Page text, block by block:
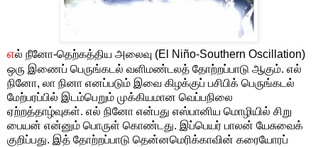
எல் நீனோ-தெற்கத்திய அலைவு (El Niño-Southern Oscillation)
ஒரு இணைப் பெருங்கடல் வளிமண்டலத் தோற்றப்பாடு ஆகும். எல்
நினோ, லா நினா எனப்படும் இவை கிழக்குப் பசிபிக் பெருங்கடல்
மேற்பரப்பில் இடம்பெறும் முக்கியமான வெப்பநிலை
ஏற்றத்தாழ்வுகள். எல் நினோ என்பது எஸ்பானிய மொழியில் சிறு
பையன் என்னும் பொருள் கொண்டது. இப்பெயர் பாலன் யேசுவைக்
குறிப்பது. இத் தோற்றப்பாடு தென்னமெரிக்காவின் கரையோரப்